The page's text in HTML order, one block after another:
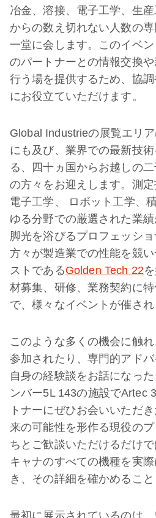
冶金、溶接、電子工学、生
からの数え切れない人数の専
一堂に会します。このイベ
のパートナーとの情報交換
行う場を提供するため、協
にお役立ていただけます。
Global Industrieの展覧エリ
にも及び、業界での最新技
る、四十ヵ国からお越しの
の方々をお迎えします。測定
電子工学、 ロボット工学、
ゆる分野での厳選された業績
脚光を浴びるプロフェッシ
方々が製造業での性能を競
ストであるGolden Tech 22
材募集、研修、業務契約に特
で、様々なイベントが催され
このような多くの機会に触
参加されたり、専門的アド
自身の経験談をお話になっ
ンバー5L 143の施設でArtec
トナーにぜひお会いいただ
来の可能性を形作る現役の
ちとご歓談いただけるだけ
キャナのすべての機種を実
き、その詳細を確かめること
最初に展示されているのは